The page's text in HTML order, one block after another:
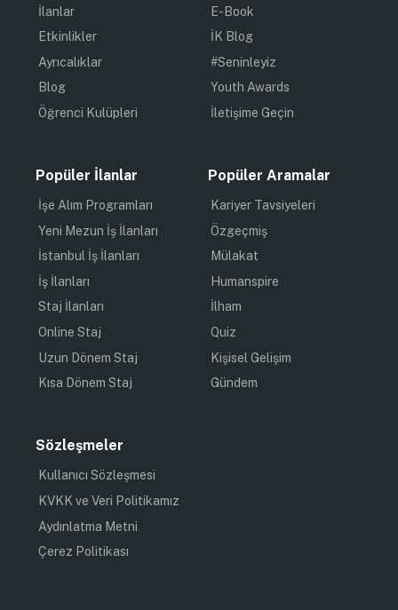
Markayı Yüceltebilecek Bir Kurumsal Kimlik Nasıl
Geliştirilir?
açık bir timsah – çoğu insanın Apple, Google ve Lacoste
markalarını tanımlaması için bu sembollerden
bahsetmek yeterlidir. Bu örnekler, kurumsal kimlik
unsurlarının tanınırlığı nasıl artırdığını bizlere
göstermiştir. Kitleniz arasındaki popülerlik ve satış
rakamları doğrudan buna bağlıdır. Size bir şirketin
kurumsal kimliğinin neler içerdiğini, nasıl
Kimlik veya kurumsal tarz, bir şirketin hedef kitle ve
halk arasında tanındığı ilişkiler kümesidir. Bu, sesler,
görüntüler, şekiller ve kokular yardımıyla oluşturulan
bir marka imajıdır. Stil öğelerinin sayısından bağımsız
olarak, hepsi tek bir amaca konseptte birleşir, olumlu